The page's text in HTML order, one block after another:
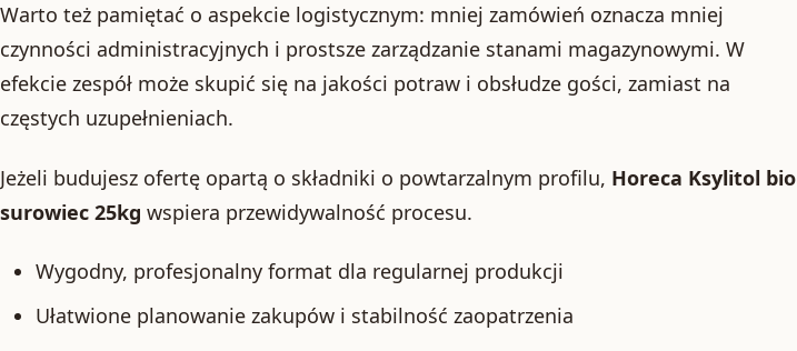
Warto też pamiętać o aspekcie logistycznym: mniej zamówień oznacza mniej
czynności administracyjnych i prostsze zarządzanie stanami magazynowymi. W
efekcie zespół może skupić się na jakości potraw i obsłudze gości, zamiast na
częstych uzupełnieniach.
Jeżeli budujesz ofertę opartą o składniki o powtarzalnym profilu, Horeca Ksylitol bio
surowiec 25kg wspiera przewidywalność procesu.
Wygodny, profesjonalny format dla regularnej produkcji
Ułatwione planowanie zakupów i stabilność zaopatrzenia